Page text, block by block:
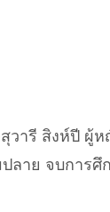
วารี สิงห์ปี ผู้ห
าย จบการศึ